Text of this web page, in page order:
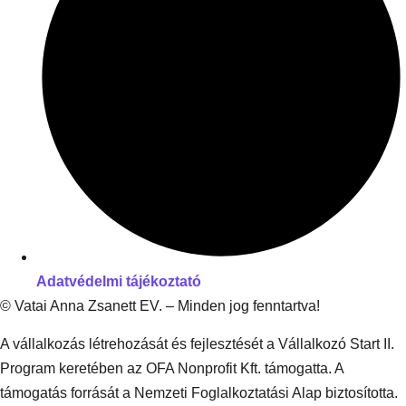
Adatvédelmi tájékoztató
© Vatai Anna Zsanett EV. – Minden jog fenntartva!
A vállalkozás létrehozását és fejlesztését a Vállalkozó Start II.
Program keretében az OFA Nonprofit Kft. támogatta. A
támogatás forrását a Nemzeti Foglalkoztatási Alap biztosította.